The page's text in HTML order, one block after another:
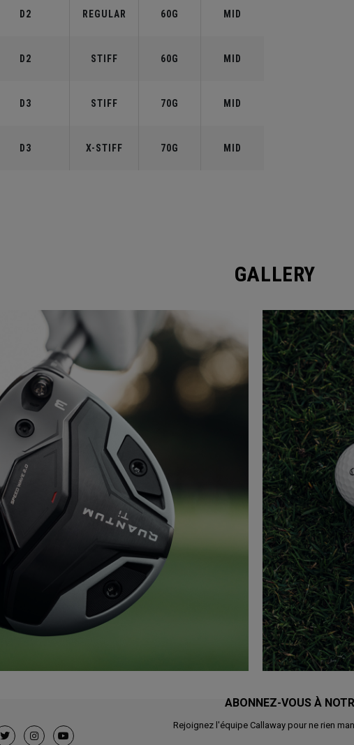
D2 REGULAR 60G MID
D2 STIFF 60G MID
D3 STIFF 70G MID
D3 X-STIFF 70G MID
GALLERY
ABONNEZ-VOUS À
Rejoignez l'équipe Callaway pour ne rien